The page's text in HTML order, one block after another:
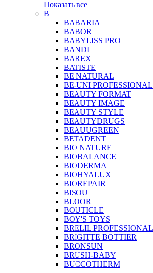
Показать все
B
BABARIA
BABOR
BABYLISS PRO
BANDI
BAREX
BATISTE
BE NATURAL
BE-UNI PROFESSIONAL
BEAUTY FORMAT
BEAUTY IMAGE
BEAUTY STYLE
BEAUTYDRUGS
BEAUUGREEN
BETADENT
BIO NATURE
BIOBALANCE
BIODERMA
BIOHYALUX
BIOREPAIR
BISOU
BLOOR
BOUTICLE
BOY'S TOYS
BRELIL PROFESSIONAL
BRIGITTE BOTTIER
BRONSUN
BRUSH-BABY
BUCCOTHERM